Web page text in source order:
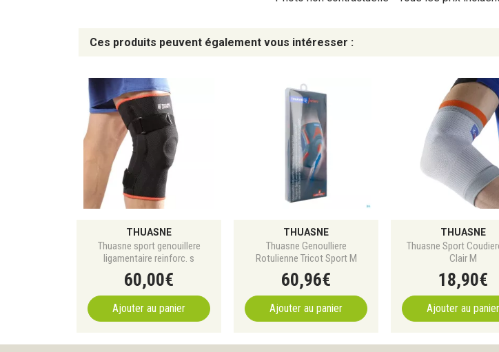
Ces produits peuvent également vous intéresser :
THUASNE
Thuasne sport genouillere
ligamentaire reinforc. s
60,00€
Ajouter au panier
THUASNE
Thuasne Genoulliere
Rotulienne Tricot Sport M
60,96€
Ajouter au panier
THUASNE
Thuasne Sport
Clair M
18,90€
Ajouter au panier